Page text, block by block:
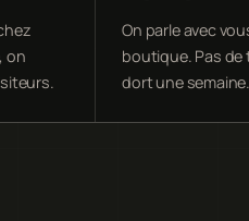
on
On parle avec
boutique. Pas
dort une semaine.